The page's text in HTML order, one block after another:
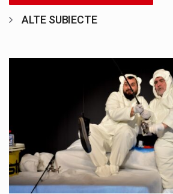
ALTE SUBIECTE